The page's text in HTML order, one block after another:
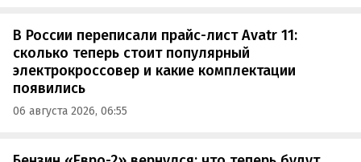
В России переписали прайс-лист Avatr 11:
сколько теперь стоит популярный
электрокроссовер и какие комплектации
появились
06 августа 2026, 06:55